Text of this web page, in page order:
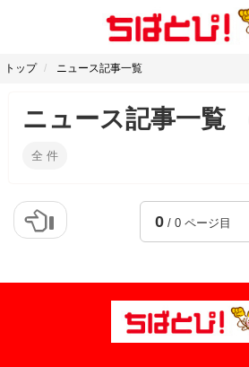
トップ ニュース記事一覧
ニュース記事一覧
全 件
0/ 0 ページ目